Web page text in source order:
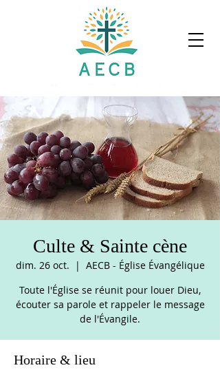
Culte & Sainte cène
dim. 26 oct.
  |
AECB - Église Évangélique
Toute l'Église se réunit pour louer Dieu,
écouter sa parole et rappeler le message
de l'Évangile.
Horaire & lieu